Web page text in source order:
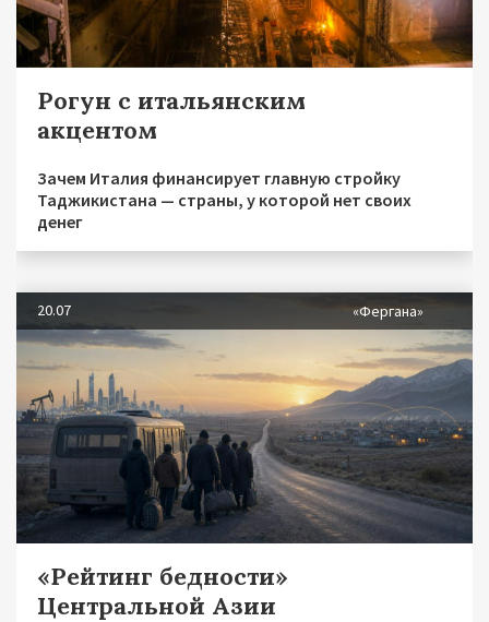
Рогун с итальянским
акцентом
Зачем Италия финансирует главную стройку
Таджикистана — страны, у которой нет своих
денег
20.07 «Фергана»
«Рейтинг бедности»
Центральной Азии